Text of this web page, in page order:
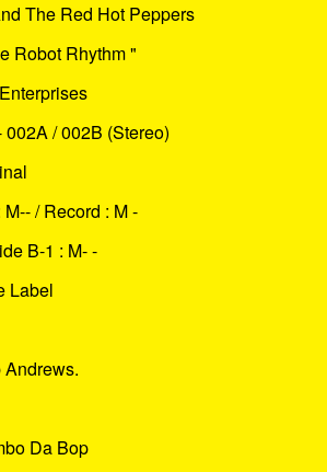
The Red Hot Peppers
Robot Rhythm "
/ 002B (Stereo)
/ Record : M -
B-1 : M- -
Label
Da Bop